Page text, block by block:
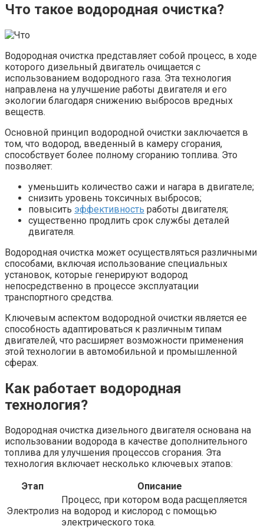
Что такое водородная очистка?
Водородная очистка представляет собой процесс, в ходе
которого дизельный двигатель очищается с
использованием водородного газа. Эта технология
направлена на улучшение работы двигателя и его
экологии благодаря снижению выбросов вредных
веществ.
Основной принцип водородной очистки заключается в
том, что водород, введенный в камеру сгорания,
способствует более полному сгоранию топлива. Это
позволяет:
уменьшить количество сажи и нагара в двигателе;
снизить уровень токсичных выбросов;
повысить эффективность работы двигателя;
существенно продлить срок службы деталей
двигателя.
Водородная очистка может осуществляться различными
способами, включая использование специальных
установок, которые генерируют водород
непосредственно в процессе эксплуатации
транспортного средства.
Ключевым аспектом водородной очистки является ее
способность адаптироваться к различным типам
двигателей, что расширяет возможности применения
этой технологии в автомобильной и промышленной
сферах.
Как работает водородная
технология?
Водородная очистка дизельного двигателя основана на
использовании водорода в качестве дополнительного
топлива для улучшения процессов сгорания. Эта
технология включает несколько ключевых этапов:
Этап
Описание
Электролиз
Процесс, при котором вода расщепляется
на водород и кислород с помощью
электрического тока.